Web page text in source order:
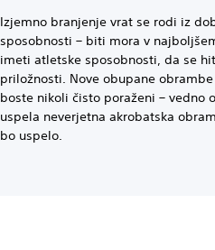
Izjemno branjenje vrat se rodi iz
sposobnosti – biti mora v
imeti atletske sposobnosti, da se
priložnosti. Nove obupane
boste nikoli čisto poraženi – vedno
uspela neverjetna akrobatska
bo uspelo.